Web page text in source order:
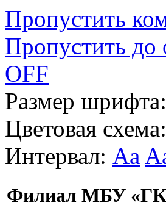
Пропустить
Пропустить до
OFF
Размер шрифта:
Цветовая схема:
Интервал: Aa
Филиал МБУ